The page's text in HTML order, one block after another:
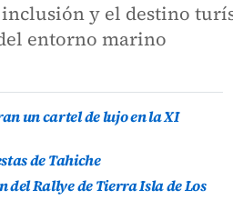
y el destino
entorno marino
un cartel de lujo en la XI
de Tahiche
Rallye de Tierra Isla de Los